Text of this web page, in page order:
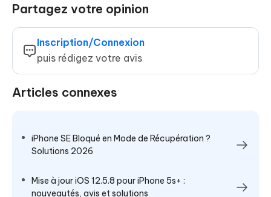
Partagez votre opinion
Inscription/Connexion
puis rédigez votre avis
Articles connexes
iPhone SE Bloqué en Mode de Récupération ?
Solutions 2026
Mise à jour iOS 12.5.8 pour iPhone 5s+ :
nouveautés, avis et solutions